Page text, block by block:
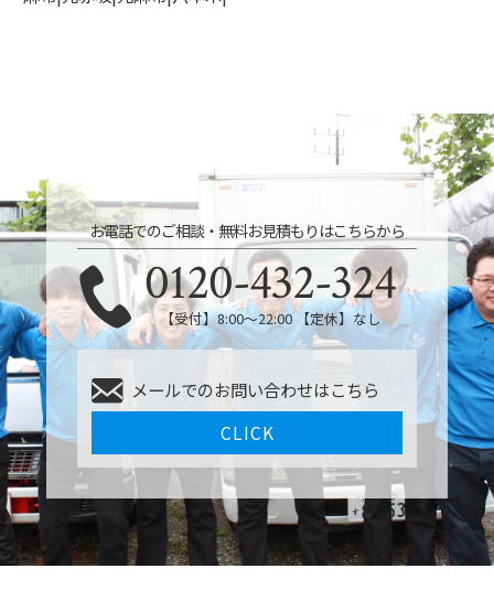
お電話でのご相談・無料お見積もりはこちらから
0120-432-324
【受付】8:00〜22:00 【定休】なし
メールでのお問い合わせはこちら
CLICK